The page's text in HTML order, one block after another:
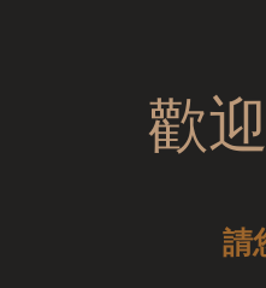
歡
請